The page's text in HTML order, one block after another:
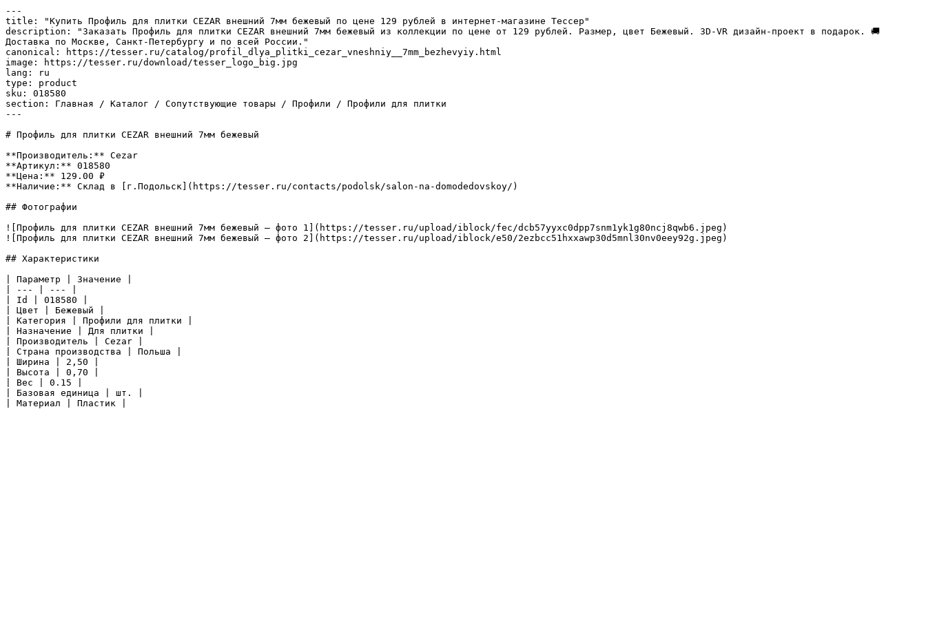
---
title: "Купить Профиль для плитки CEZAR внешний 7мм бежевый по цене 129 рублей в интернет-магазине Тессер"
description: "Заказать Профиль для плитки CEZAR внешний 7мм бежевый из коллекции по цене от 129 рублей. Размер, цвет Бежевый. 3D-VR дизайн-проект в подарок. 🚚
Доставка по Москве, Санкт-Петербургу и по всей России."
canonical: https://tesser.ru/catalog/profil_dlya_plitki_cezar_vneshniy__7mm_bezhevyiy.html
image: https://tesser.ru/download/tesser_logo_big.jpg
lang: ru
type: product
sku: 018580
section: Главная / Каталог / Сопутствующие товары / Профили / Профили для плитки
---
# Профиль для плитки CEZAR внешний 7мм бежевый
**Производитель:** Cezar
**Артикул:** 018580
**Цена:** 129.00 ₽
**Наличие:** Склад в [г.Подольск](https://tesser.ru/contacts/podolsk/salon-na-domodedovskoy/)
## Фотографии
![Профиль для плитки CEZAR внешний 7мм бежевый — фото 1](https://tesser.ru/upload/iblock/fec/dcb57yyxc0dpp7snm1yk1g80ncj8qwb6.jpeg)
![Профиль для плитки CEZAR внешний 7мм бежевый — фото 2](https://tesser.ru/upload/iblock/e50/2ezbcc51hxxawp30d5mnl30nv0eey92g.jpeg)
## Характеристики
| Параметр | Значение |
| --- | --- |
| Id | 018580 |
| Цвет | Бежевый |
| Категория | Профили для плитки |
| Назначение | Для плитки |
| Производитель | Cezar |
| Страна производства | Польша |
| Ширина | 2,50 |
| Высота | 0,70 |
| Вес | 0.15 |
| Базовая единица | шт. |
| Материал | Пластик |